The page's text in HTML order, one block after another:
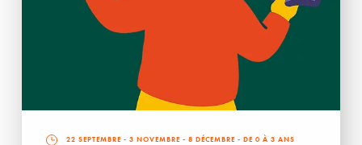
22 SEPTEMBRE - 3 NOVEMBRE - 8 DÉCEMBRE - DE 0 À 3 ANS